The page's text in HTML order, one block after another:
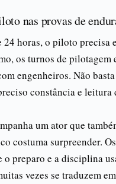
nas provas de
24 horas, o piloto precisa
os turnos de pilotagem
engenheiros. Não basta
constância e leitura
um ator que
costuma surpreender.
o preparo e a disciplina
vezes se traduzem